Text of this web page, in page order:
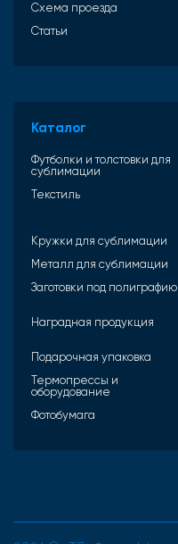
Схема проезда
Статьи
Каталог
Футболки и толстовки для
сублимации
Текстиль
Кружки для сублимации
Металл для сублимации
Заготовки под полиграфию
Наградная продукция
Подарочная упаковка
Термопрессы и
оборудование
Фотобумага